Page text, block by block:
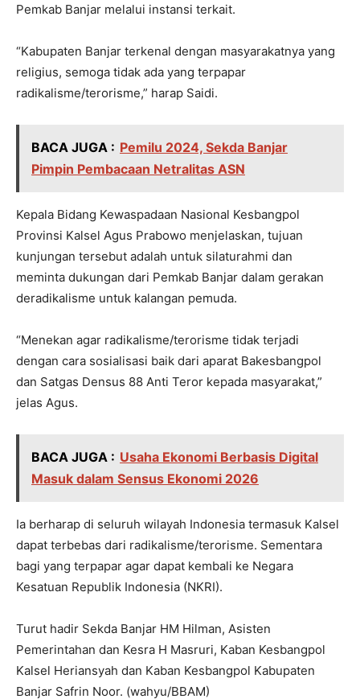
Pemkab Banjar melalui instansi terkait.
“Kabupaten Banjar terkenal dengan masyarakatnya yang
religius, semoga tidak ada yang terpapar
radikalisme/terorisme,” harap Saidi.
BACA JUGA : Pemilu 2024, Sekda Banjar
Pimpin Pembacaan Netralitas ASN
Kepala Bidang Kewaspadaan Nasional Kesbangpol
Provinsi Kalsel Agus Prabowo menjelaskan, tujuan
kunjungan tersebut adalah untuk silaturahmi dan
meminta dukungan dari Pemkab Banjar dalam gerakan
deradikalisme untuk kalangan pemuda.
“Menekan agar radikalisme/terorisme tidak terjadi
dengan cara sosialisasi baik dari aparat Bakesbangpol
dan Satgas Densus 88 Anti Teror kepada masyarakat,”
jelas Agus.
BACA JUGA : Usaha Ekonomi Berbasis Digital
Masuk dalam Sensus Ekonomi 2026
Ia berharap di seluruh wilayah Indonesia termasuk Kalsel
dapat terbebas dari radikalisme/terorisme. Sementara
bagi yang terpapar agar dapat kembali ke Negara
Kesatuan Republik Indonesia (NKRI).
Turut hadir Sekda Banjar HM Hilman, Asisten
Pemerintahan dan Kesra H Masruri, Kaban Kesbangpol
Kalsel Heriansyah dan Kaban Kesbangpol Kabupaten
Banjar Safrin Noor. (wahyu/BBAM)